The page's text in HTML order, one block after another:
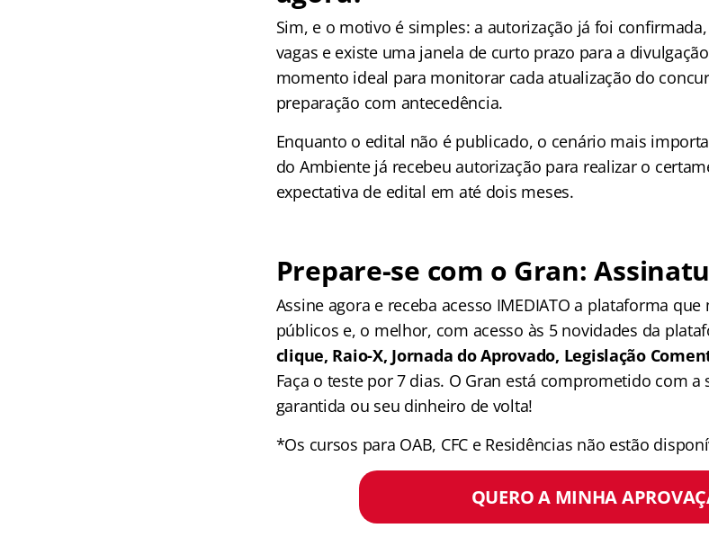
Sim, e o motivo é simples: a autorização já foi
vagas e existe uma janela de curto prazo para a
momento ideal para monitorar cada atualização do
preparação com antecedência.
Enquanto o edital não é publicado, o cenário mais
do Ambiente já recebeu autorização para realizar o
expectativa de edital em até dois meses.
Prepare-se com o Gran:
Assine agora e receba acesso IMEDIATO a plataforma
públicos e, o melhor, com acesso às 5 novidades da
clique, Raio-X, Jornada do Aprovado, Legislação
Faça o teste por 7 dias. O Gran está comprometido com a
garantida ou seu dinheiro de volta!
*Os cursos para OAB, CFC e Residências não estão
QUERO A MINHA